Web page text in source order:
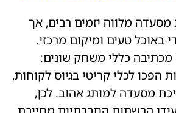
מלווה יזמים רבים, אך
באוכל טעים ומיקום מרכזי.
כללי משחק שונים:
הפכו לכלי קריטי בגיוס לקוחות,
מסעדה למותג אהוב. לכן,